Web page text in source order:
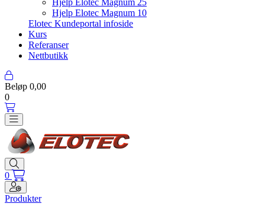
Hjelp Elotec Magnum 25
Hjelp Elotec Magnum 10
Elotec Kundeportal infoside
Kurs
Referanser
Nettbutikk
Beløp 0,00
0
Toggle navigation
Toggle search
0
Toggle navigation
Produkter